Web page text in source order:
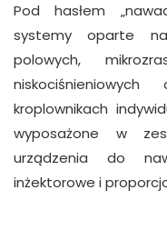
Pod hasłem
systemy oparte
polowych,
kroplownikach
wyposażone w
urządzenia do
inżektorowe i